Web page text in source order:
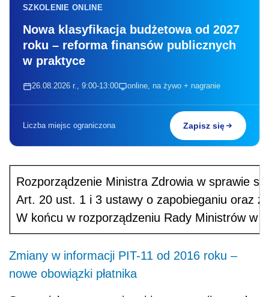
SZKOLENIE ONLINE
Nowa klasyfikacja budżetowa od 2027
roku – reforma finansów publicznych
w praktyce
26.08.2026 r., 9:00-13:00 online, na żywo + nagranie
Liczba miejsc ograniczona Zapisz się
Rozporządzenie Ministra Zdrowia w sprawie
Art. 20 ust. 1 i 3 ustawy o zapobieganiu oraz
W końcu w rozporządzeniu Rady Ministrów w
Zmiany w informacji PIT-11 od 2016 roku –
nowe obowiązki płatnika